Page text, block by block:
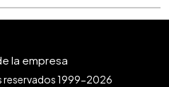
reservados 1999-2026